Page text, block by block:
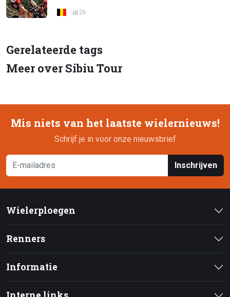
26
Gerelateerde tags
Meer over Sibiu Tour
Mis niets van het laatste wielernieuws!
Schrijf je in voor onze nieuwsbrief
Inschrijven
Wielerploegen
Renners
Informatie